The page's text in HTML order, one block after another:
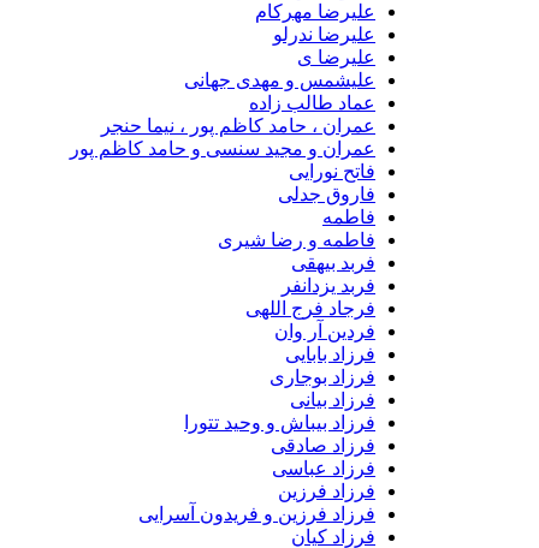
علیرضا مهرکام
علیرضا ندرلو
علیرضا ی
علیشمس و مهدی جهانی
عماد طالب زاده
عمران ، حامد کاظم پور ، نیما حنجر
عمران و مجید سنسی و حامد کاظم پور
فاتح نورایی
فاروق جدلی
فاطمه و رضا شیری
فربد بیهقی
فربد یزدانفر
فرجاد فرج اللهی
فردین آر وان
فرزاد بابایی
فرزاد بوجاری
فرزاد بیانی
فرزاد بیباش و وحید تتورا
فرزاد صادقی
فرزاد عباسی
فرزاد فرزین
فرزاد فرزین و فریدون آسرایی
فرزاد کیان